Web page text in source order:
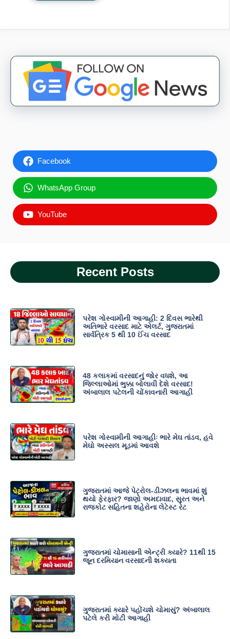
Facebook
WhatsApp Group
YouTube
Recent Posts
પરેશ ગોસ્વામીની આગાહી: 2 દિવસ ભારેથી
અતિભારે વરસાદ માટે એલર્ટ, ગુજરાતમાં
સાર્વત્રિક 5 થી 10 ઈંચ વરસાદ
48 કલાકમાં વરસાદનું જોર વધશે, આ
જિલ્લાઓમાં ભુક્કા બોલાવી દેશે વરસાદ!
અંબાલાલ પટેલની ચોંકાવનારી આગાહી
પરેશ ગોસ્વામીની આગાહીઃ ભારે મેઘ તાંડવ, હવે
મેઘો અસ્સલ મૂડમાં આવશે
ગુજરાતમાં આજે પેટ્રોલ-ડીઝલના ભાવમાં શું
થયો ફેરફાર? જાણો અમદાવાદ, સુરત અને
રાજકોટ સહિતના શહેરોના લેટેસ્ટ રેટ
ગુજરાતમાં ચોમાસાની એન્ટ્રી ક્યારે? 11થી 15
જૂન દરમિયાન વરસાદની શક્યતા
ગુજરાતમાં ક્યારે પહોંચશે ચોમાસું? અંબાલાલ
પટેલે કરી મોટી આગાહી